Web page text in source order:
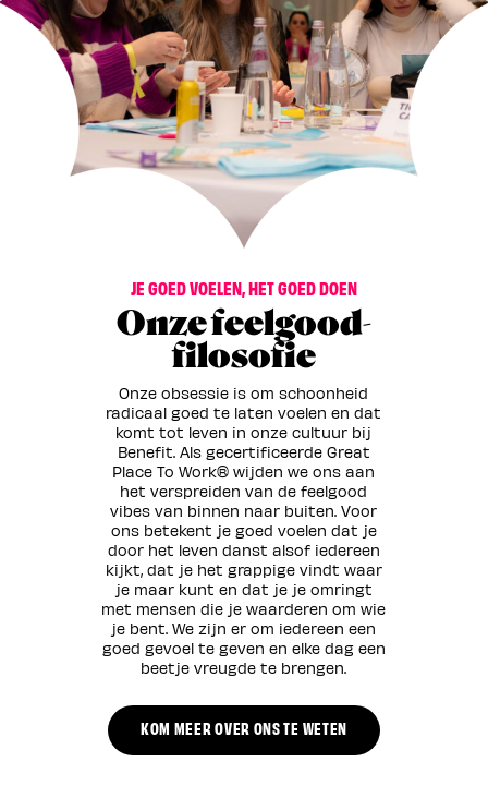
JE GOED VOELEN, HET GOED DOEN
Onze feelgood-
filosofie
Onze obsessie is om schoonheid
radicaal goed te laten voelen en dat
komt tot leven in onze cultuur bij
Benefit. Als gecertificeerde Great
Place To Work® wijden we ons aan
het verspreiden van de feelgood
vibes van binnen naar buiten. Voor
ons betekent je goed voelen dat je
door het leven danst alsof iedereen
kijkt, dat je het grappige vindt waar
je maar kunt en dat je je omringt
met mensen die je waarderen om wie
je bent. We zijn er om iedereen een
goed gevoel te geven en elke dag een
beetje vreugde te brengen.
KOM MEER OVER ONS TE WETEN